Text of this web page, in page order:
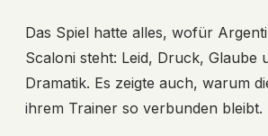
Das Spiel hatte alles, wofür
Scaloni steht: Leid, Druck, Glaube
Dramatik. Es zeigte auch, warum
ihrem Trainer so verbunden bleibt.